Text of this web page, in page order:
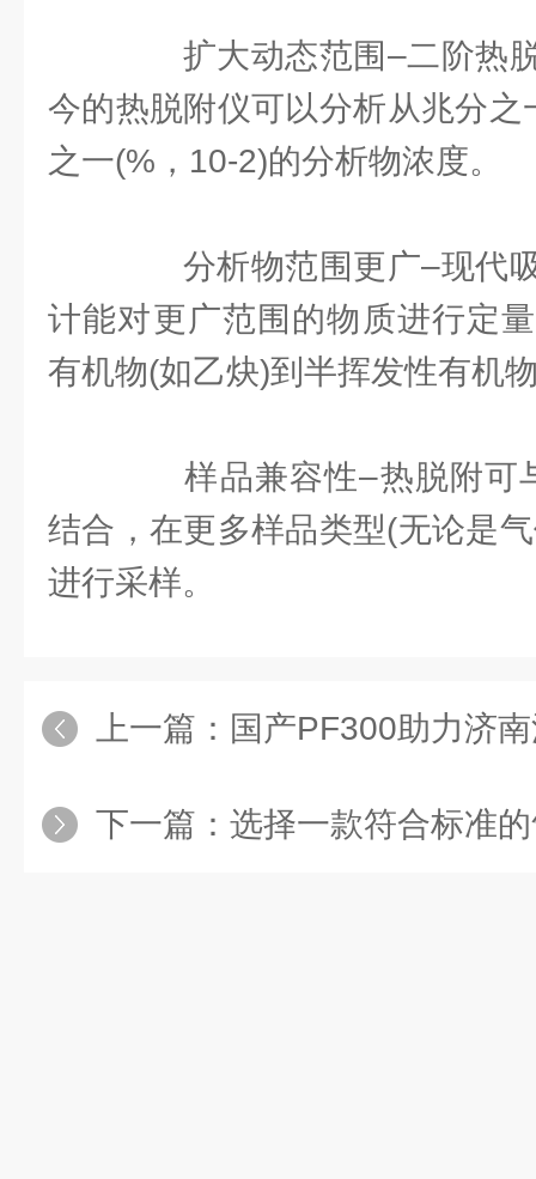
扩大动态范围–二阶热脱
今的热脱附仪可以分析从兆分
之一(%，10-2)的分析物浓度。
分析物范围更广–现代吸
计能对更广范围的物质进行定
有机物(如乙炔)到半挥发性有机
样品兼容性–热脱附可
结合，在更多样品类型(无论是
进行采样。
上一篇： 国产PF300助力济南涉VOCs重点企业普查
下一篇： 选择一款符合标准的气袋